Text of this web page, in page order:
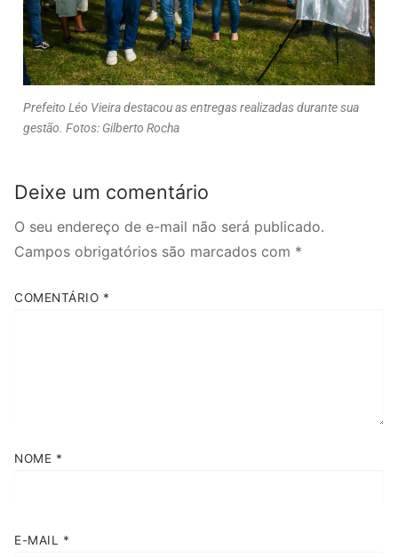
Prefeito Léo Vieira destacou as entregas realizadas durante sua
gestão. Fotos: Gilberto Rocha
Deixe um comentário
O seu endereço de e-mail não será publicado.
Campos obrigatórios são marcados com *
COMENTÁRIO *
NOME *
E-MAIL *